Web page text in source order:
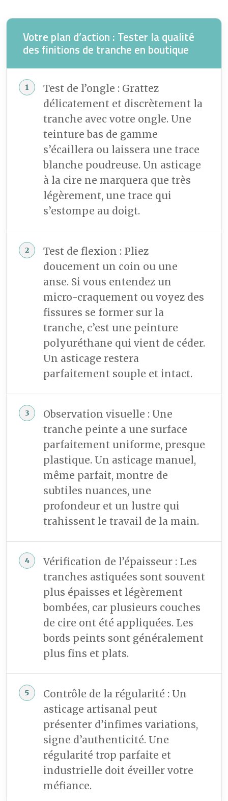
Votre plan d’action : Tester la qualité
des finitions de tranche en boutique
Test de l’ongle : Grattez
délicatement et discrètement la
tranche avec votre ongle. Une
teinture bas de gamme
s’écaillera ou laissera une trace
blanche poudreuse. Un asticage
à la cire ne marquera que très
légèrement, une trace qui
s’estompe au doigt.
Test de flexion : Pliez
doucement un coin ou une
anse. Si vous entendez un
micro-craquement ou voyez des
fissures se former sur la
tranche, c’est une peinture
polyuréthane qui vient de céder.
Un asticage restera
parfaitement souple et intact.
Observation visuelle : Une
tranche peinte a une surface
parfaitement uniforme, presque
plastique. Un asticage manuel,
même parfait, montre de
subtiles nuances, une
profondeur et un lustre qui
trahissent le travail de la main.
Vérification de l’épaisseur : Les
tranches astiquées sont souvent
plus épaisses et légèrement
bombées, car plusieurs couches
de cire ont été appliquées. Les
bords peints sont généralement
plus fins et plats.
Contrôle de la régularité : Un
asticage artisanal peut
présenter d’infimes variations,
signe d’authenticité. Une
régularité trop parfaite et
industrielle doit éveiller votre
méfiance.